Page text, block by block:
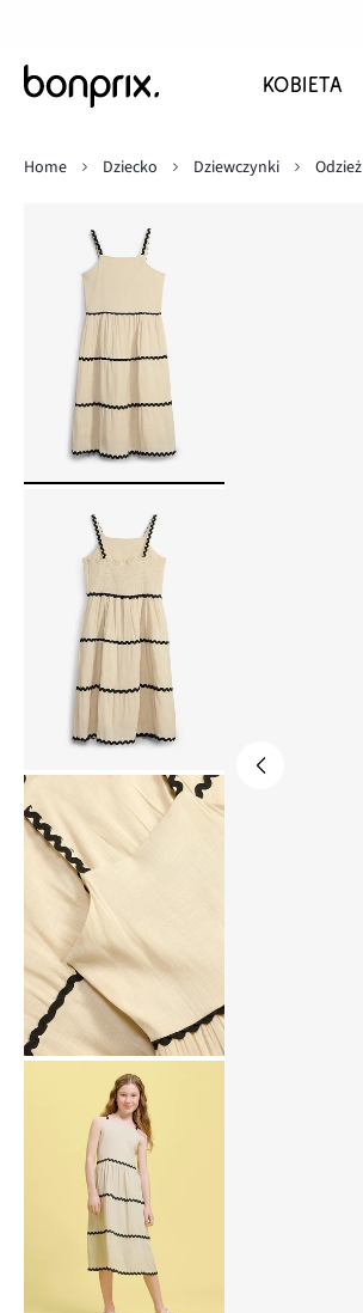
KOBIETA
Home
Dziecko Dziewczynki Odzież